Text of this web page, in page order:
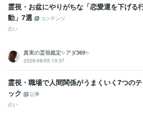
霊視・お盆にやりがちな「恋愛運を下げる
動」7選
コンテンツ
占い
真実の霊視鑑定✨アダ369✨
2026/08/05 10:37
霊視・職場で人間関係がうまくいく7つの
ック
記事
占い